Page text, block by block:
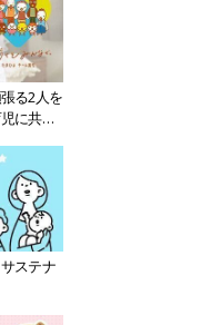
る2人を
に共感
ステナ